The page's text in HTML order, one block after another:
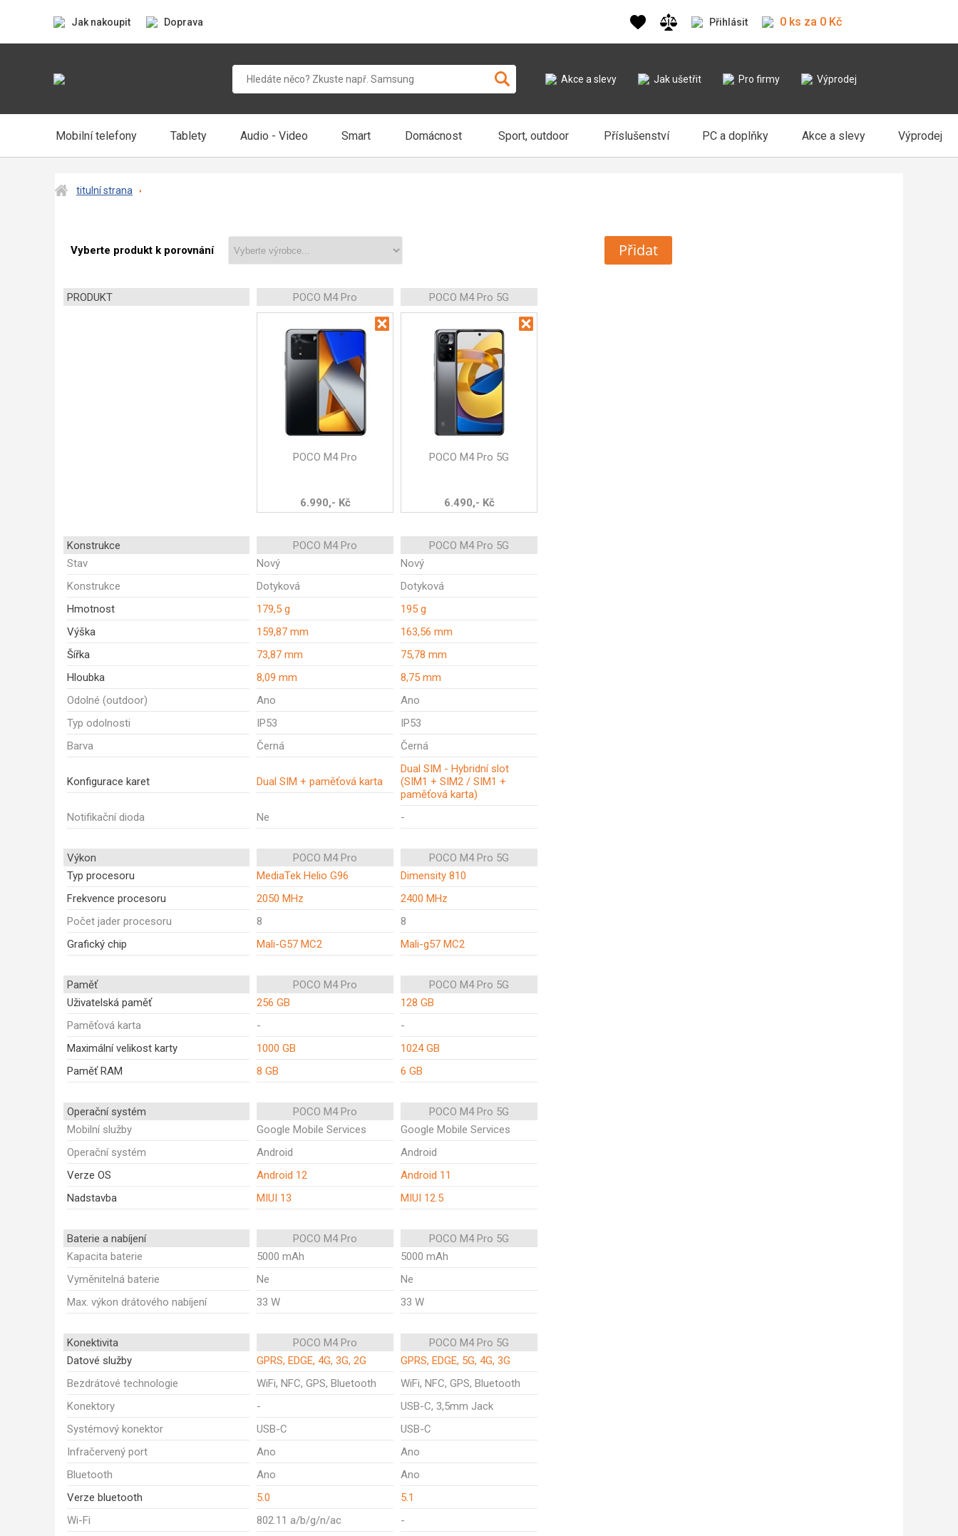
Jak nakoupit Doprava Přihlásit 0 ks za 0 Kč
Akce a slevy Jak ušetřit Pro firmy Výprodej
Mobilní telefony Tablety Audio - Video Smart Domácnost Sport, outdoor Příslušenství PC a doplňky Akce a slevy Výprodej
titulní strana
Vyberte produkt k porovnání Přidat
PRODUKT POCO M4 Pro POCO M4 Pro 5G
POCO M4 Pro
6.990,- Kč
POCO M4 Pro 5G
6.490,- Kč
Konstrukce POCO M4 Pro
POCO M4 Pro 5G
Stav
Nový
Nový
Konstrukce
Dotyková
Dotyková
Hmotnost
179,5 g
195 g
Výška
159,87 mm
163,56 mm
Šířka
73,87 mm
75,78 mm
Hloubka
8,09 mm
8,75 mm
Odolné (outdoor)
Ano
Ano
Typ odolnosti
IP53
IP53
Barva
Černá Černá
Konfigurace karet Dual SIM + paměťová karta
Dual SIM - Hybridní slot
(SIM1 + SIM2 / SIM1 +
paměťová karta)
Notifikační dioda
Ne -
Výkon POCO M4 Pro
POCO M4 Pro 5G
Typ procesoru
MediaTek Helio G96
Dimensity 810
Frekvence procesoru
2050 MHz
2400 MHz
Počet jader procesoru
8
8
Grafický chip
Mali-G57 MC2 Mali-g57 MC2
Paměť POCO M4 Pro
POCO M4 Pro 5G
Uživatelská paměť
256 GB
128 GB
Paměťová karta
-
-
Maximální velikost karty
1000 GB
1024 GB
Paměť RAM
8 GB 6 GB
Operační systém POCO M4 Pro
POCO M4 Pro 5G
Mobilní služby
Google Mobile Services
Google Mobile Services
Operační systém
Android
Android
Verze OS
Android 12
Android 11
Nadstavba
MIUI 13 MIUI 12.5
Baterie a nabíjení POCO M4 Pro
POCO M4 Pro 5G
Kapacita baterie
5000 mAh
5000 mAh
Vyměnitelná baterie
Ne
Ne
Max. výkon drátového nabíjení
33 W 33 W
Konektivita POCO M4 Pro
POCO M4 Pro 5G
Datové služby
GPRS, EDGE, 4G, 3G, 2G
GPRS, EDGE, 5G, 4G, 3G
Bezdrátové technologie
WiFi, NFC, GPS, Bluetooth
WiFi, NFC, GPS, Bluetooth
Konektory
-
USB-C, 3,5mm Jack
Systémový konektor
USB-C
USB-C
Infračervený port
Ano
Ano
Bluetooth
Ano
Ano
Verze bluetooth
5.0
5.1
Wi-Fi
802.11 a/b/g/n/ac
-